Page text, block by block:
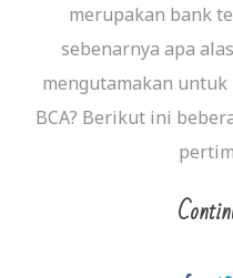
merupakan bank
sebenarnya apa
mengutamakan
BCA? Berikut ini